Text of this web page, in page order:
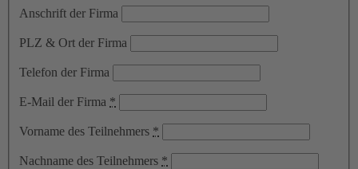
Anschrift der Firma
PLZ & Ort der Firma
Telefon der Firma
E-Mail der Firma *
Vorname des Teilnehmers *
Nachname des Teilnehmers *